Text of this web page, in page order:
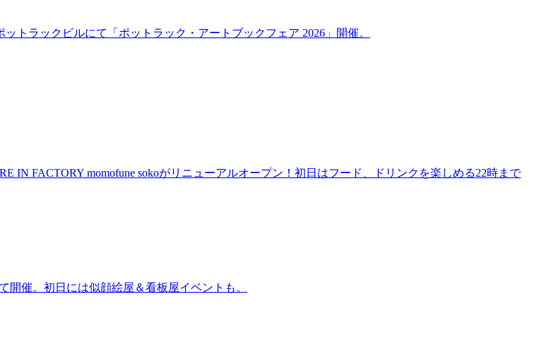
トラックビルにて「ポットラック・アートブックフェア 2026」開催。
IN FACTORY momofune sokoがリニューアルオープン！初日はフード、ドリンクを楽しめる22時まで
開催。初日には似顔絵屋＆看板屋イベントも。